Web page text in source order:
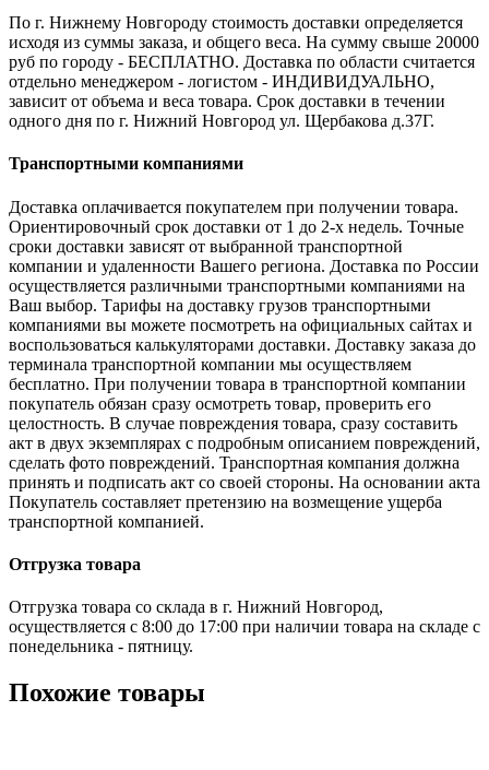
По г. Нижнему Новгороду стоимость доставки определяется
исходя из суммы заказа, и общего веса. На сумму свыше 20000
руб по городу - БЕСПЛАТНО. Доставка по области считается
отдельно менеджером - логистом - ИНДИВИДУАЛЬНО,
зависит от объема и веса товара. Срок доставки в течении
одного дня по г. Нижний Новгород ул. Щербакова д.37Г.
Транспортными компаниями
Доставка оплачивается покупателем при получении товара.
Ориентировочный срок доставки от 1 до 2-х недель. Точные
сроки доставки зависят от выбранной транспортной
компании и удаленности Вашего региона. Доставка по России
осуществляется различными транспортными компаниями на
Ваш выбор. Тарифы на доставку грузов транспортными
компаниями вы можете посмотреть на официальных сайтах и
воспользоваться калькуляторами доставки. Доставку заказа до
терминала транспортной компании мы осуществляем
бесплатно. При получении товара в транспортной компании
покупатель обязан сразу осмотреть товар, проверить его
целостность. В случае повреждения товара, сразу составить
акт в двух экземплярах с подробным описанием повреждений,
сделать фото повреждений. Транспортная компания должна
принять и подписать акт со своей стороны. На основании акта
Покупатель составляет претензию на возмещение ущерба
транспортной компанией.
Отгрузка товара
Отгрузка товара со склада в г. Нижний Новгород,
осуществляется с 8:00 до 17:00 при наличии товара на складе с
понедельника - пятницу.
Похожие товары